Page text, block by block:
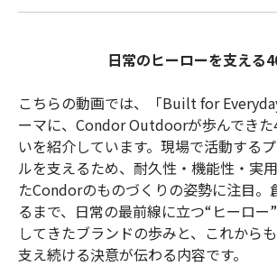
日常のヒーローを支える
こちらの動画では、「Built for
ーマに、Condor Outdoorが歩んでき
いを紹介しています。現場で活動する
ルを支えるため、耐久性・機能性・実
たCondorのものづくりの姿勢に注目。
るまで、日常の最前線に立つ“ヒーロー
してきたブランドの歩みと、これから
支え続ける決意が伝わる内容です。